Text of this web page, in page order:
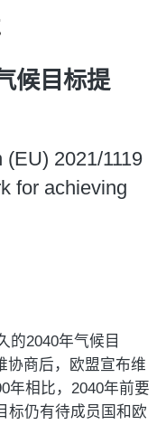
候目标提
2021/1119
for achieving
的2040年气候目
协商后，欧盟宣布维
年相比，2040年前要
标仍有待成员国和欧